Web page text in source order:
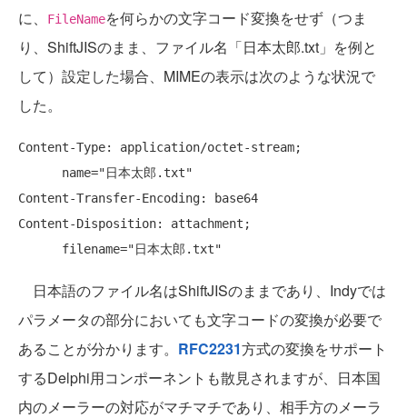
に、
FileNameを何らかの文字コード変換をせず（つま
り、ShiftJISのまま、ファイル名「日本太郎.txt」を例と
して）設定した場合、MIMEの表示は次のような状況で
した。
Content-Type: application/octet-stream;
Content-Transfer-Encoding: base64
Content-Disposition: attachment;
日本語のファイル名はShiftJISのままであり、Indyでは
パラメータの部分においても文字コードの変換が必要で
あることが分かります。 RFC2231方式の変換をサポート
するDelphi用コンポーネントも散見されますが、日本国
内のメーラーの対応がマチマチであり、相手方のメーラ